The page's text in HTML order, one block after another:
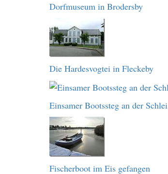
Dorfmuseum in Brodersby
Die Hardesvogtei in Fleckeby
Einsamer Bootssteg an der Schlei
Fischerboot im Eis gefangen